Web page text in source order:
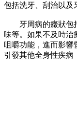
包括洗牙、刮治以及
牙周病的癥狀包括
味等。如果不及時治
咀嚼功能，進而影響
引發其他全身性疾病